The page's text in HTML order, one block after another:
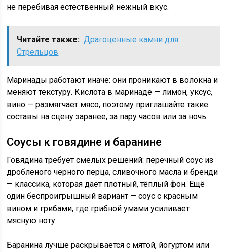
не перебивая естественный нежный вкус.
Читайте также: Драгоценные камни для
Стрельцов
Маринады работают иначе: они проникают в волокна и
меняют текстуру. Кислота в маринаде — лимон, уксус,
вино — размягчает мясо, поэтому приглашайте такие
составы на сцену заранее, за пару часов или за ночь.
Соусы к говядине и баранине
Говядина требует смелых решений: перечный соус из
дроблёного чёрного перца, сливочного масла и бренди
— классика, которая даёт плотный, тёплый фон. Ещё
один беспроигрышный вариант — соус с красным
вином и грибами, где грибной умами усиливает
мясную ноту.
Баранина лучше раскрывается с мятой, йогуртом или